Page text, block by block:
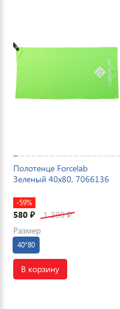
Полотенце Forcelab
Зеленый 40х80, 7066136
-59%
580 ₽ 1 390₽
Размер
40*80
В корзину